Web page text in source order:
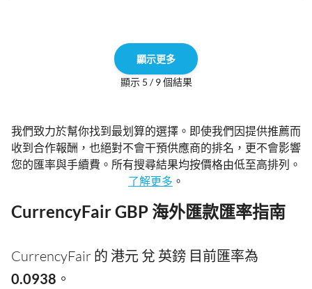
顯示更多
顯示 5 / 9 個結果
我們致力於幫你找到最划算的選擇。即使我們因提供推薦而
收到合作報酬，也絕對不會干預供應商的排名，更不會影響
您的匯率與手續費。所有搜尋結果均按價格由低至高排列。
了解更多 。
CurrencyFair GBP 海外匯款匯率指南
CurrencyFair 的 港元 兌 英鎊 目前匯率為
0.0938 。